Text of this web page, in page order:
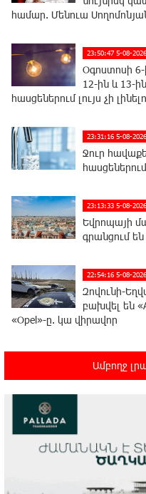
համար. Մենուա
23:50:47 5-08-2026
Օգոստոսի 6-
12-ին և 13-
հասցեներում լույս չի
23:31:16 5-08-2026
Ջուր
հասցեներում
23:13:33 5-08-2026
Եվրոպայի
գրանցում են
22:54:16 5-08-2026
Զովունի-
բախվել են
«Opel»-ը. կա վիրավոր
Անունս
Այսօր մենք
երբ որ
քանի որ տեղ չկա,
Ամբողջ